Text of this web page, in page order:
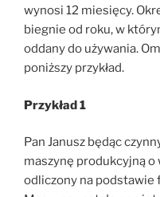
wynosi 12 miesięcy.
biegnie od roku, w
oddany do używania.
poniższy przykład.
Przykład 1
Pan Janusz będąc
maszynę produkcyjną o
odliczony na podstawie